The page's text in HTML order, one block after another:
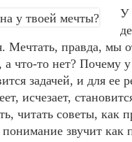
У
Мечтать, правда, мы
а что-то нет? Почему
задачей, и для ее
исчезает,
читать советы, как
звучит как